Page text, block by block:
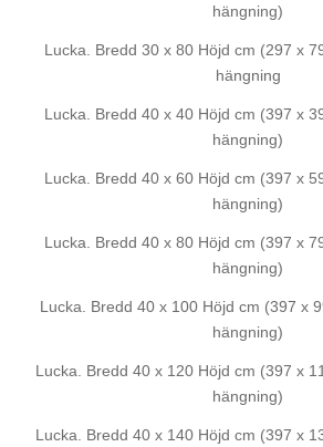
hängning)
Lucka. Bredd 30 x 80 Höjd cm (297 x
hängning
Lucka. Bredd 40 x 40 Höjd cm (397 x
hängning)
Lucka. Bredd 40 x 60 Höjd cm (397 x
hängning)
Lucka. Bredd 40 x 80 Höjd cm (397 x
hängning)
Lucka. Bredd 40 x 100 Höjd cm (397 x
hängning)
Lucka. Bredd 40 x 120 Höjd cm (397 x
hängning)
Lucka. Bredd 40 x 140 Höjd cm (397 x